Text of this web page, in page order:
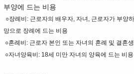
부양에 드는 비용
○장례비: 근로자의 배우자, 자녀, 근로자가 부양
망으로 장례에 드는 비용
○혼례비: 근로자 본인 또는 자녀의 혼례 및 결혼
○자녀양육비: 18세 미만 자녀의 양육에 드는 비용